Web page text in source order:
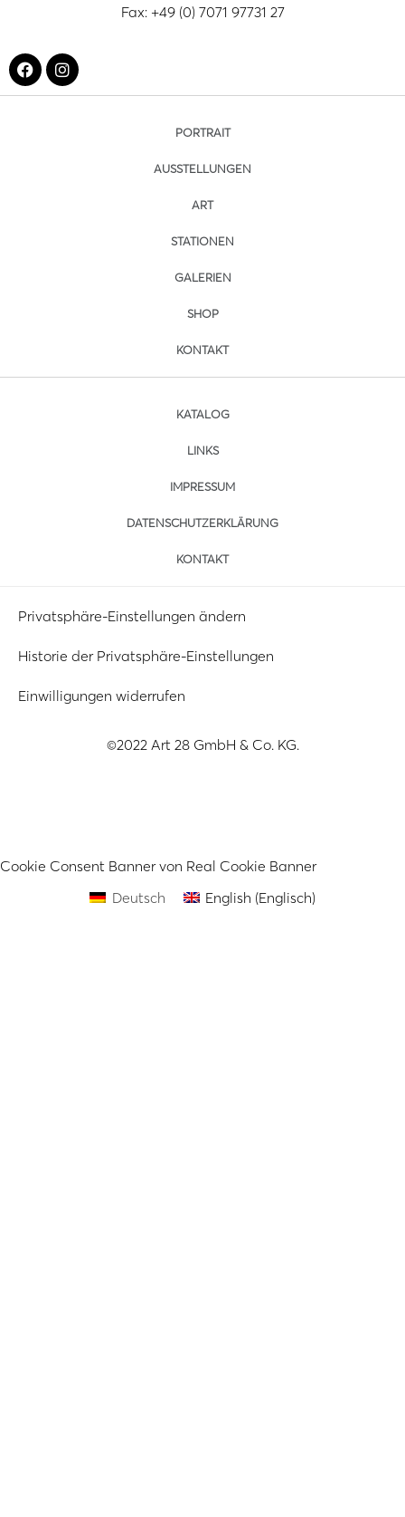
Fax: +49 (0) 7071 97731 27
PORTRAIT
AUSSTELLUNGEN
ART
STATIONEN
GALERIEN
SHOP
KONTAKT
KATALOG
LINKS
IMPRESSUM
DATENSCHUTZERKLÄRUNG
KONTAKT
Privatsphäre-Einstellungen ändern
Historie der Privatsphäre-Einstellungen
Einwilligungen widerrufen
©2022 Art 28 GmbH & Co. KG.
Cookie Consent Banner von Real Cookie Banner
Deutsch
English (Englisch)